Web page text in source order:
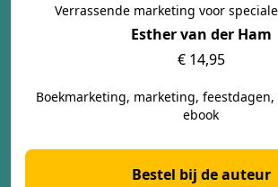
Verrassende marketing voor
Esther van der Ham
€ 14,95
Boekmarketing, marketing,
ebook
Bestel bij de auteur